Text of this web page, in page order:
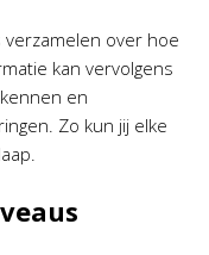
over hoe
kan vervolgens
en
Zo kun jij elke